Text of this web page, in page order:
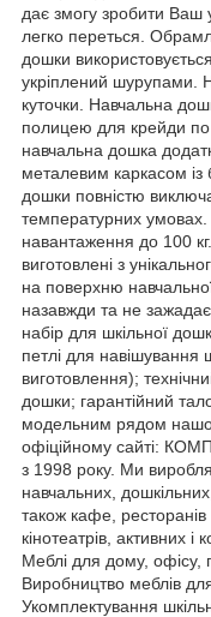
дає змогу зробити Ваш
легко переться.
дошки
укріплений шурупами.
куточки. Навчальна
полицею для крейди по
навчальна дошка
металевим каркасом із
дошки повністю
температурних умовах.
навантаження до 100
виготовлені з
на поверхню
назавжди та не зажадає
набір для шкільної
петлі для навішування
виготовлення);
дошки; гарантійний
модельним рядом
офіційному сайті:
з 1998 року. Ми
навчальних,
також кафе, ресторанів
кінотеатрів, активних
Меблі для дому, офісу,
Виробництво меблів
Укомплектування